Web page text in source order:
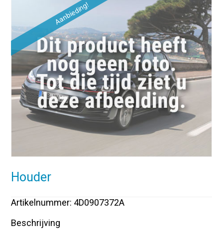
Aanbieding!
Houder
Artikelnummer: 4D0907372A
Beschrijving